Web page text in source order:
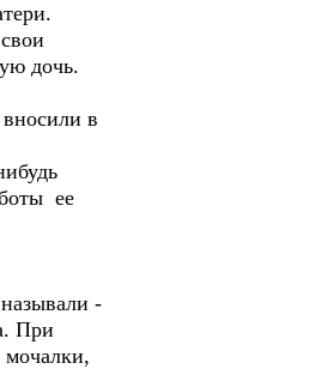
дочь.
в
ее
-
При
мочалки,